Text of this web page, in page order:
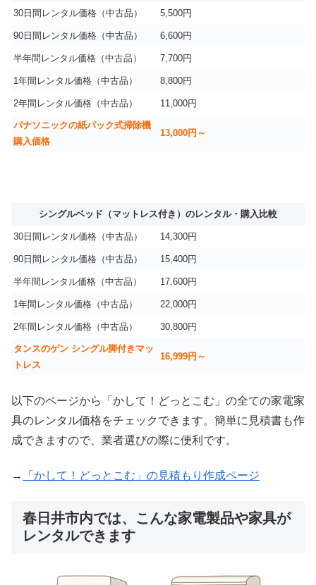
30日間レンタル価格（中古品） 5,500円
90日間レンタル価格（中古品） 6,600円
半年間レンタル価格（中古品） 7,700円
1年間レンタル価格（中古品） 8,800円
2年間レンタル価格（中古品） 11,000円
パナソニックの紙パック式掃除機
購入価格
13,000円～
シングルベッド（マットレス付き）のレンタル・購入比較
30日間レンタル価格（中古品） 14,300円
90日間レンタル価格（中古品） 15,400円
半年間レンタル価格（中古品） 17,600円
1年間レンタル価格（中古品） 22,000円
2年間レンタル価格（中古品） 30,800円
タンスのゲン シングル脚付きマッ
トレス
16,999円～
以下のページから「かして！どっとこむ」の全ての家電家
具のレンタル価格をチェックできます。簡単に見積書も作
成できますので、業者選びの際に便利です。
→ 「かして！どっとこむ」の見積もり作成ページ
春日井市内では、こんな家電製品や家具が
レンタルできます